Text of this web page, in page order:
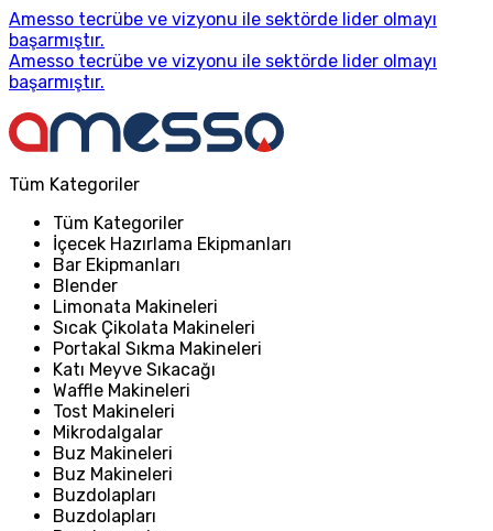
Amesso tecrübe ve vizyonu ile sektörde lider olmayı
başarmıştır.
Amesso tecrübe ve vizyonu ile sektörde lider olmayı
başarmıştır.
Tüm Kategoriler
Tüm Kategoriler
İçecek Hazırlama Ekipmanları
Bar Ekipmanları
Blender
Limonata Makineleri
Sıcak Çikolata Makineleri
Portakal Sıkma Makineleri
Katı Meyve Sıkacağı
Waffle Makineleri
Tost Makineleri
Mikrodalgalar
Buz Makineleri
Buz Makineleri
Buzdolapları
Buzdolapları